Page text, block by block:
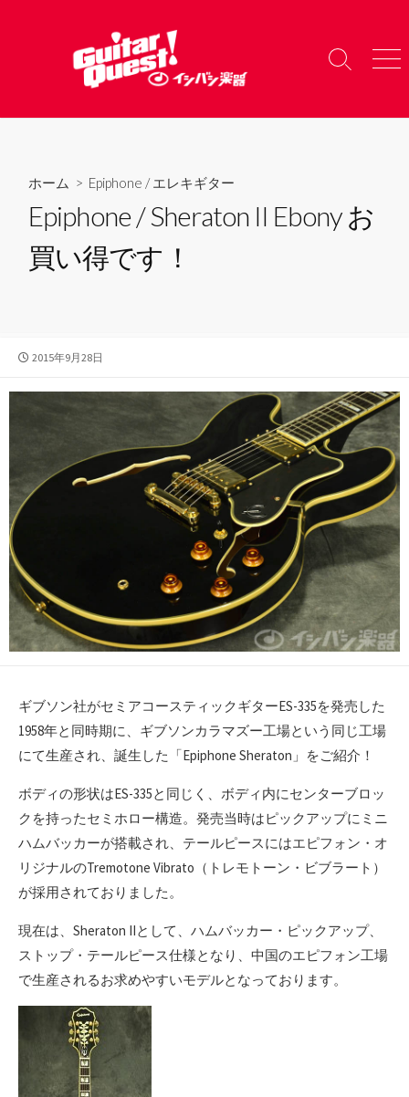
へ
検
り
メ
ー
ホーム > Epiphone /エレキギター
Epiphone / Sheraton II Ebony お
買い得です！
公
日
2015年9月28日
ギブソン社がセミアコースティックギターES-335を発売した
1958年と同時期に、ギブソンカラマズー工場という同じ工場
にて生産され、誕生した「Epiphone Sheraton」をご紹介！
ボディの形状はES-335と同じく、ボディ内にセンターブロッ
クを持ったセミホロー構造。発売当時はピックアップにミニ
ハムバッカーが搭載され、テールピースにはエピフォン・オ
リジナルのTremotone Vibrato（トレモトーン・ビブラート）
が採用されておりました。
現在は、Sheraton IIとして、ハムバッカー・ピックアップ、
ストップ・テールピース仕様となり、中国のエピフォン工場
で生産されるお求めやすいモデルとなっております。